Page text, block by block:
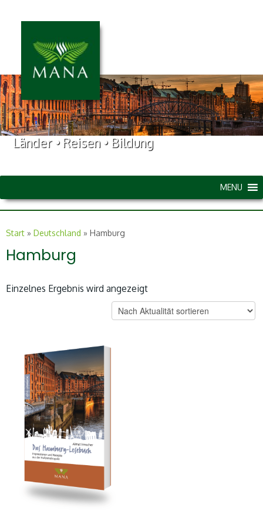
Länder • Reisen • Bildung
MENU
Start » Deutschland » Hamburg
Hamburg
Einzelnes Ergebnis wird angezeigt